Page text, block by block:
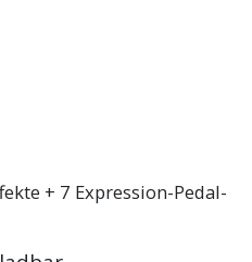
+ 7 Expression-Pedal-